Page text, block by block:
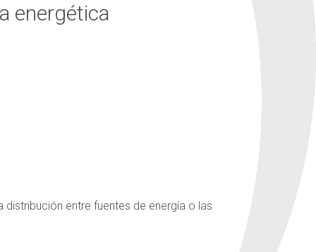
energética
entre fuentes de energía o las